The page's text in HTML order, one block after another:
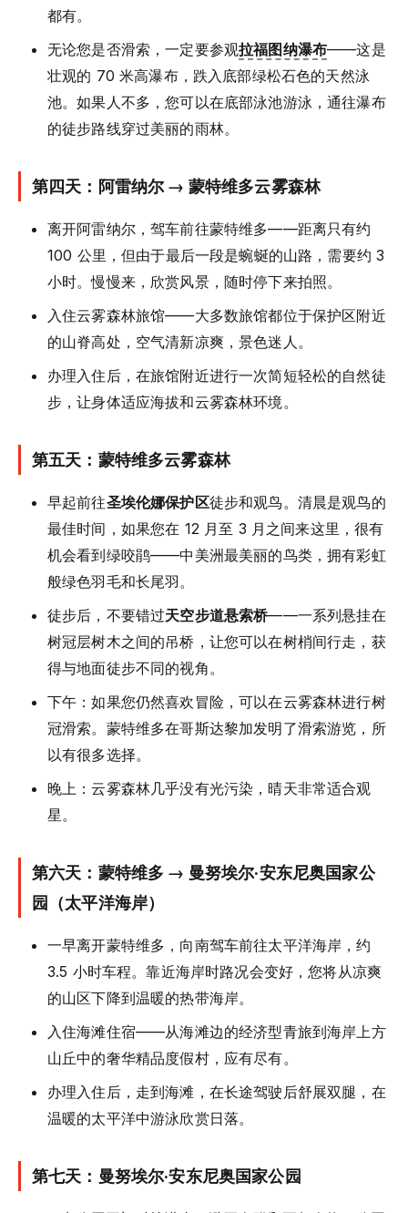
都有。
无论您是否滑索，一定要参观拉福图纳瀑布——这是
壮观的 70 米高瀑布，跌入底部绿松石色的天然泳
池。如果人不多，您可以在底部泳池游泳，通往瀑布
的徒步路线穿过美丽的雨林。
第四天：阿雷纳尔 → 蒙特维多云雾森林
离开阿雷纳尔，驾车前往蒙特维多——距离只有约
100 公里，但由于最后一段是蜿蜒的山路，需要约 3
小时。慢慢来，欣赏风景，随时停下来拍照。
入住云雾森林旅馆——大多数旅馆都位于保护区附近
的山脊高处，空气清新凉爽，景色迷人。
办理入住后，在旅馆附近进行一次简短轻松的自然徒
步，让身体适应海拔和云雾森林环境。
第五天：蒙特维多云雾森林
早起前往圣埃伦娜保护区徒步和观鸟。清晨是观鸟的
最佳时间，如果您在 12 月至 3 月之间来这里，很有
机会看到绿咬鹃——中美洲最美丽的鸟类，拥有彩虹
般绿色羽毛和长尾羽。
徒步后，不要错过天空步道悬索桥——一系列悬挂在
树冠层树木之间的吊桥，让您可以在树梢间行走，获
得与地面徒步不同的视角。
下午：如果您仍然喜欢冒险，可以在云雾森林进行树
冠滑索。蒙特维多在哥斯达黎加发明了滑索游览，所
以有很多选择。
晚上：云雾森林几乎没有光污染，晴天非常适合观
星。
第六天：蒙特维多 → 曼努埃尔·安东尼奥国家公
园（太平洋海岸）
一早离开蒙特维多，向南驾车前往太平洋海岸，约
3.5 小时车程。靠近海岸时路况会变好，您将从凉爽
的山区下降到温暖的热带海岸。
入住海滩住宿——从海滩边的经济型青旅到海岸上方
山丘中的奢华精品度假村，应有尽有。
办理入住后，走到海滩，在长途驾驶后舒展双腿，在
温暖的太平洋中游泳欣赏日落。
第七天：曼努埃尔·安东尼奥国家公园